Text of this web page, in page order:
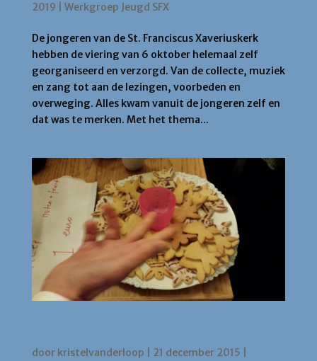
2019
Werkgroep Jeugd SFX
De jongeren van de St. Franciscus Xaveriuskerk
hebben de viering van 6 oktober helemaal zelf
georganiseerd en verzorgd. Van de collecte, muziek
en zang tot aan de lezingen, voorbeden en
overweging. Alles kwam vanuit de jongeren zelf en
dat was te merken. Met het thema...
door kristelvanderloop 21 december 2015